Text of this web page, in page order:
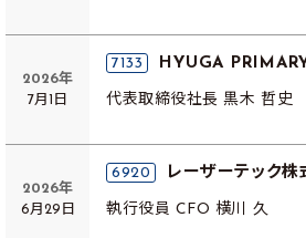
2026年
7月1日
7133 HYUGA
代表取締役社長 黒木 哲史
2026年
6月29日
6920 レーザーテック株
執行役員 CFO 横川 久